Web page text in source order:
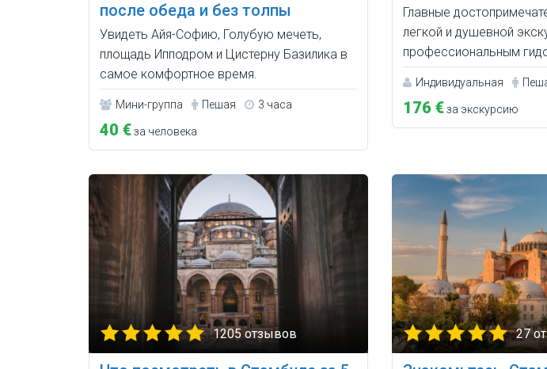
после обеда и без толпы
Увидеть Айя-Софию, Голубую мечеть,
площадь Ипподром и Цистерну Базилика в
самое комфортное время.
Мини-группа Пешая 3 часа
40 €за человека
Главные
легкой и душевной
профессиональным
Индивидуальная
176 €за экскурсию
1205 отзывов 27